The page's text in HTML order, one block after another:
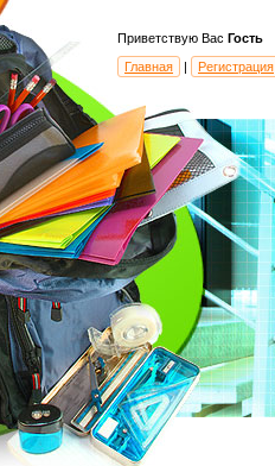
Приветствую Вас Гость
Главная
| Регистрация